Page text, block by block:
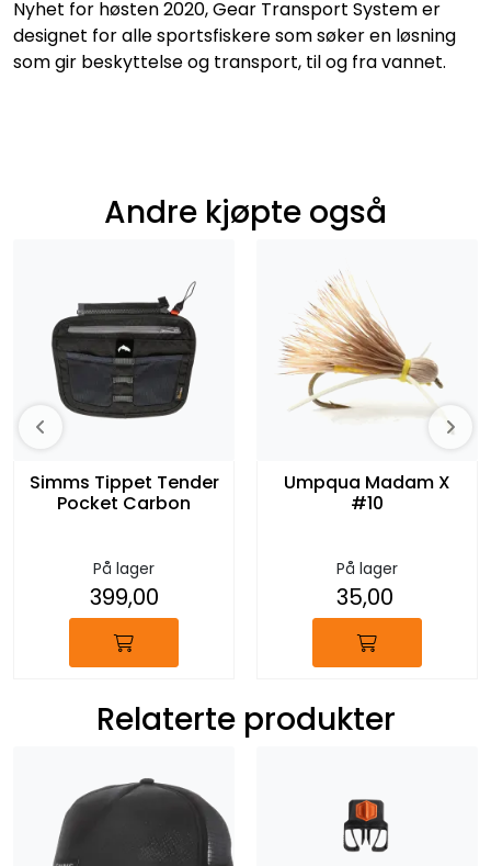
Nyhet for høsten 2020, Gear Transport System er
designet for alle sportsfiskere som søker en løsning
som gir beskyttelse og transport, til og fra vannet.
Andre kjøpte også
Simms Tippet Tender
Pocket Carbon
På lager
399,00
Umpqua Madam X
#10
På lager
35,00
Relaterte produkter